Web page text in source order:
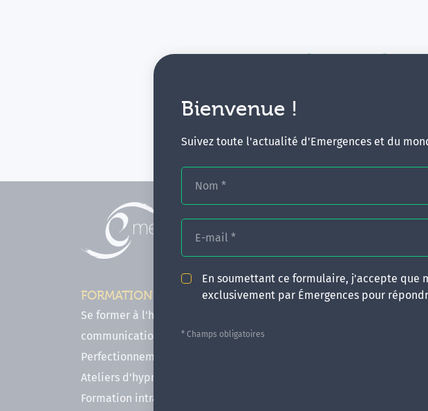
Bienvenue !
Suivez toute l'actualité d'Emergences et du
Nom *
E-mail *
En soumettant ce formulaire, j'accepte que
exclusivement par Émergences pour
* Champs obligatoires
Aucune
FORMATIONS
Se former à l'hypnose, l'IMO & la
communication
Perfectionnements en Hypnose
Ateliers d'hypnose en ligne
Formation intra-établissement
INFOS PRATIQUES
en hypnose (FIF PL, CPF, DPC)